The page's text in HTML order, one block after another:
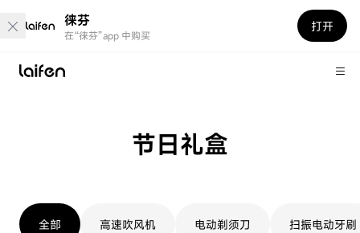
徕芬
在“徕芬”app 中购买
打开
节日礼盒
全部 高速吹风机 电动剃须刀 扫振电动牙刷